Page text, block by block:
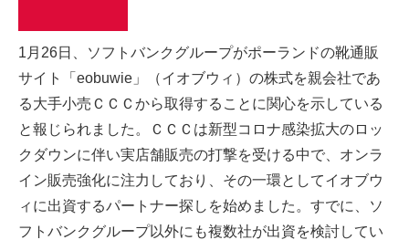
1月26日、ソフトバンクグループがポーランドの靴通販
サイト「eobuwie」（イオブウィ）の株式を親会社であ
る大手小売ＣＣＣから取得することに関心を示している
と報じられました。ＣＣＣは新型コロナ感染拡大のロッ
クダウンに伴い実店舗販売の打撃を受ける中で、オンラ
イン販売強化に注力しており、その一環としてイオブウ
ィに出資するパートナー探しを始めました。すでに、ソ
フトバンクグループ以外にも複数社が出資を検討してい